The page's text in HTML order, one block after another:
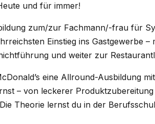
und für immer!
zum/zur Fachmann/-frau für
Einstieg ins Gastgewerbe
und weiter zur
eine Allround-Ausbildung
– von leckerer
Theorie lernst du in der